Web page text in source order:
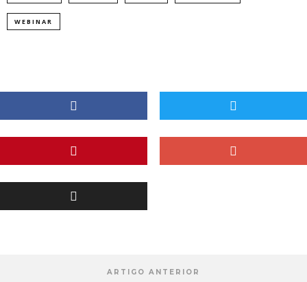
WEBINAR
ARTIGO ANTERIOR